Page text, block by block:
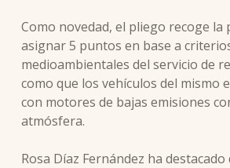
Como novedad, el pliego recoge la
asignar 5 puntos en base a
medioambientales del servicio de
como que los vehículos del mismo
con motores de bajas emisiones
atmósfera.
Rosa Díaz Fernández ha